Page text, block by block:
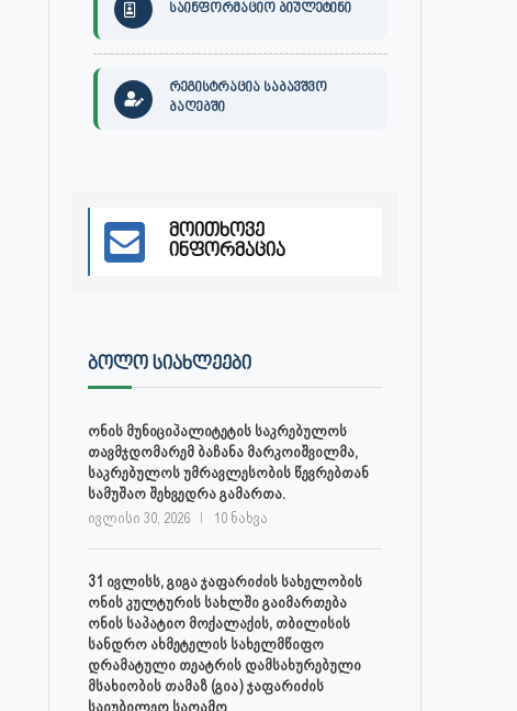
ქართული ხალხური სიმღერის
საღამო ონში
ივლისი 7, 2023
საინფორმაციო ბიულეტინი
რეგისტრაცია საბავშვო
ბაღებში
მოითხოვე
ინფორმაცია
ᲑᲝᲚᲝ ᲡᲘᲐᲮᲚᲔᲔᲑᲘ
ონის მუნიციპალიტეტის საკრებულოს
თავმჯდომარემ ბაჩანა მარკოიშვილმა,
საკრებულოს უმრავლესობის წევრებთან
სამუშაო შეხვედრა გამართა.
ივლისი 30, 2026 10 ნახვა
31 ივლისს, გიგა ჯაფარიძის სახელობის
ონის კულტურის სახლში გაიმართება
ონის საპატიო მოქალაქის, თბილისის
სანდრო ახმეტელის სახელმწიფო
დრამატული თეატრის დამსახურებული
მსახიობის თამაზ (გია) ჯაფარიძის
საიუბილეო საღამო